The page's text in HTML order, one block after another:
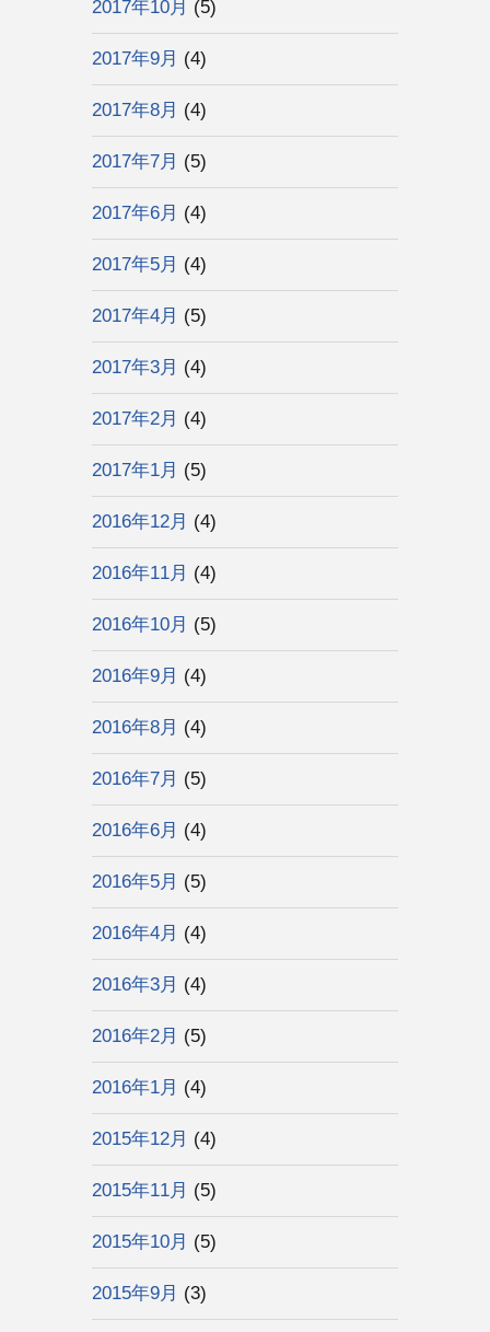
2017年10月 (5)
2017年9月 (4)
2017年8月 (4)
2017年7月 (5)
2017年6月 (4)
2017年5月 (4)
2017年4月 (5)
2017年3月 (4)
2017年2月 (4)
2017年1月 (5)
2016年12月 (4)
2016年11月 (4)
2016年10月 (5)
2016年9月 (4)
2016年8月 (4)
2016年7月 (5)
2016年6月 (4)
2016年5月 (5)
2016年4月 (4)
2016年3月 (4)
2016年2月 (5)
2016年1月 (4)
2015年12月 (4)
2015年11月 (5)
2015年10月 (5)
2015年9月 (3)